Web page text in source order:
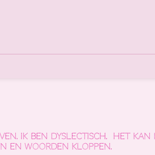
Ik ben dyslectisch. Het kan
en woorden kloppen.